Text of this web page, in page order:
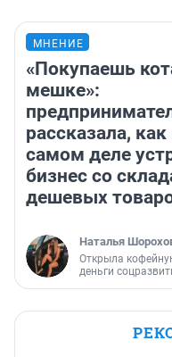
МНЕНИЕ
«Покупаешь
мешке»:
рассказала, как
самом деле
бизнес со
дешевых
Наталья
Открыла
деньги